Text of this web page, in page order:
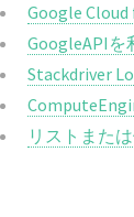
Google
GoogleAPI
Stackdriver
リストまた